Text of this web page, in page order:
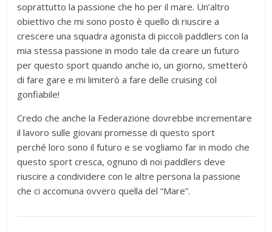
soprattutto la passione che ho per il mare. Un’altro
obiettivo che mi sono posto è quello di riuscire a
crescere una squadra agonista di piccoli paddlers con la
mia stessa passione in modo tale da creare un futuro
per questo sport quando anche io, un giorno, smetterò
di fare gare e mi limiterò a fare delle cruising col
gonfiabile!
Credo che anche la Federazione dovrebbe incrementare
il lavoro sulle giovani promesse di questo sport
perché loro sono il futuro e se vogliamo far in modo che
questo sport cresca, ognuno di noi paddlers deve
riuscire a condividere con le altre persona la passione
che ci accomuna ovvero quella del “Mare”.